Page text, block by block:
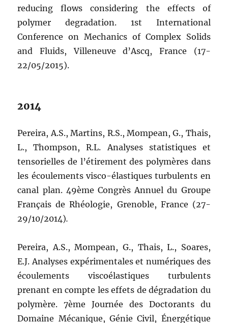
reducing flows considering the effects of
polymer degradation. 1st International
Conference on Mechanics of Complex Solids
and Fluids, Villeneuve d’Ascq, France (17-
22/05/2015).
2014
Pereira, A.S., Martins, R.S., Mompean, G., Thais,
L., Thompson, R.L. Analyses statistiques et
tensorielles de l’étirement des polymères dans
les écoulements visco-élastiques turbulents en
canal plan. 49ème Congrès Annuel du Groupe
Français de Rhéologie, Grenoble, France (27-
29/10/2014).
Pereira, A.S., Mompean, G., Thais, L., Soares,
E.J. Analyses expérimentales et numériques des
écoulements viscoélastiques turbulents
prenant en compte les effets de dégradation du
polymère. 7ème Journée des Doctorants du
Domaine Mécanique, Génie Civil, Énergétique